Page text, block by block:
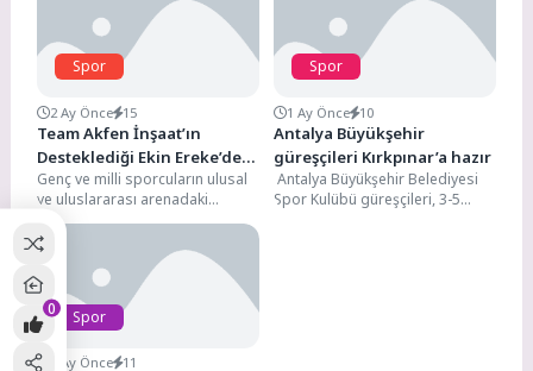
Spor
2 Ay Önce 15
Team Akfen İnşaat’ın
Desteklediği Ekin Ereke’den
Dünya Kupası’nda
Gururlandıran Başarı
Genç ve milli sporcuların ulusal
ve uluslararası arenadaki
gelişimlerini desteklemek
amacıyla hayata geçirilen Team
Spor
1 Ay Önce 10
Antalya Büyükşehir
güreşçileri Kırkpınar’a hazır
Antalya Büyükşehir Belediyesi
Spor Kulübü güreşçileri, 3-5
Spor
1 Ay Önce 11
0